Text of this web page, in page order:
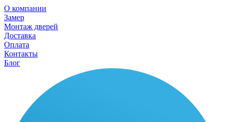
О компании
Замер
Монтаж дверей
Доставка
Оплата
Контакты
Блог